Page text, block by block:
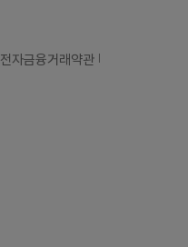
전자금융거래약관